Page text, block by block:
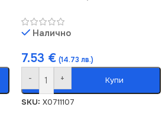
Налично
7.53 € (14.73 лв.)
- + Купи
SKU: X0711107